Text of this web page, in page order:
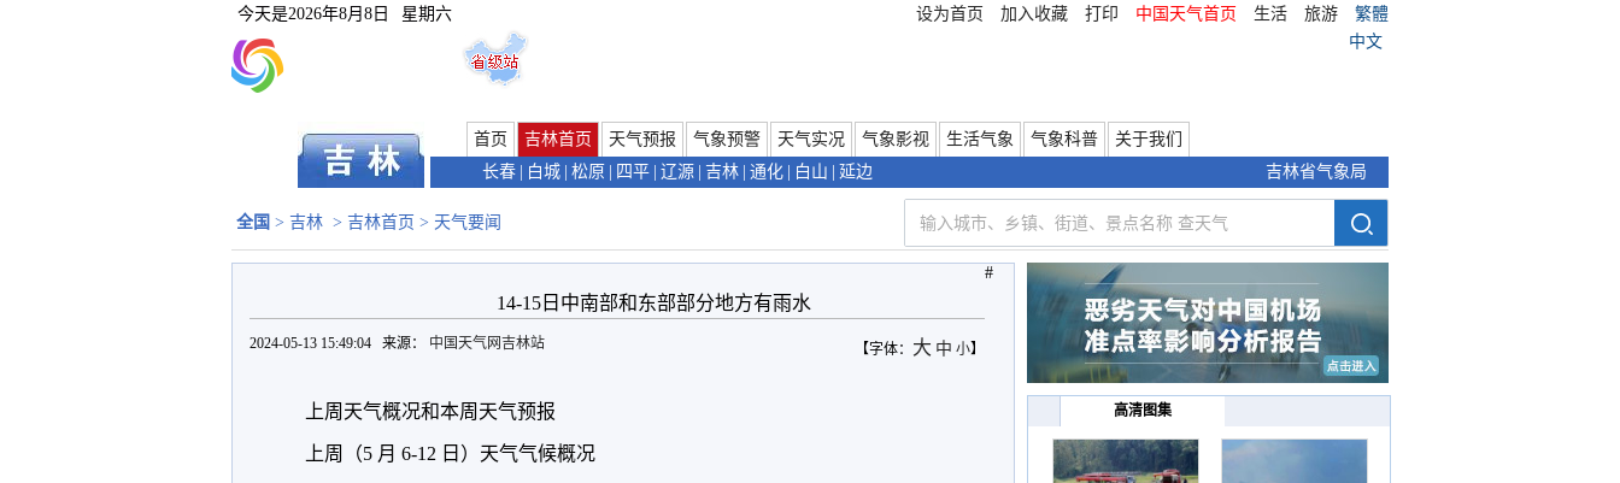
今天是2026年8月8日 星期六 设为首页 加入收藏 打印 中国天气首页 生活 旅游
繁體
中文
首页 吉林首页 天气预报 气象预警 天气实况 气象影视 生活气象 气象科普
关于我们
长春
白城 松原 四平 辽源 吉林 通化 白山 延边 吉林省气象局
全国 > 吉林 > 吉林首页 > 天气要闻
14-15日中南部和东部部分地方有雨水
【字体： 大 中 小】
2024-05-13 15:49:04 来源： 中国天气网吉林站
上周天气概况和本周天气预报
上周（5 月 6-12 日）天气气候概况
#
高清图集